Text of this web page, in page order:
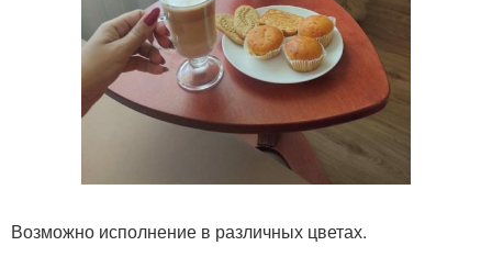
Возможно исполнение в различных цветах.